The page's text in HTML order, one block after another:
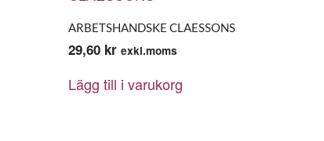
ARBETSHANDSKE CLAESSONS
29,60 kr exkl.moms
Lägg till i varukorg